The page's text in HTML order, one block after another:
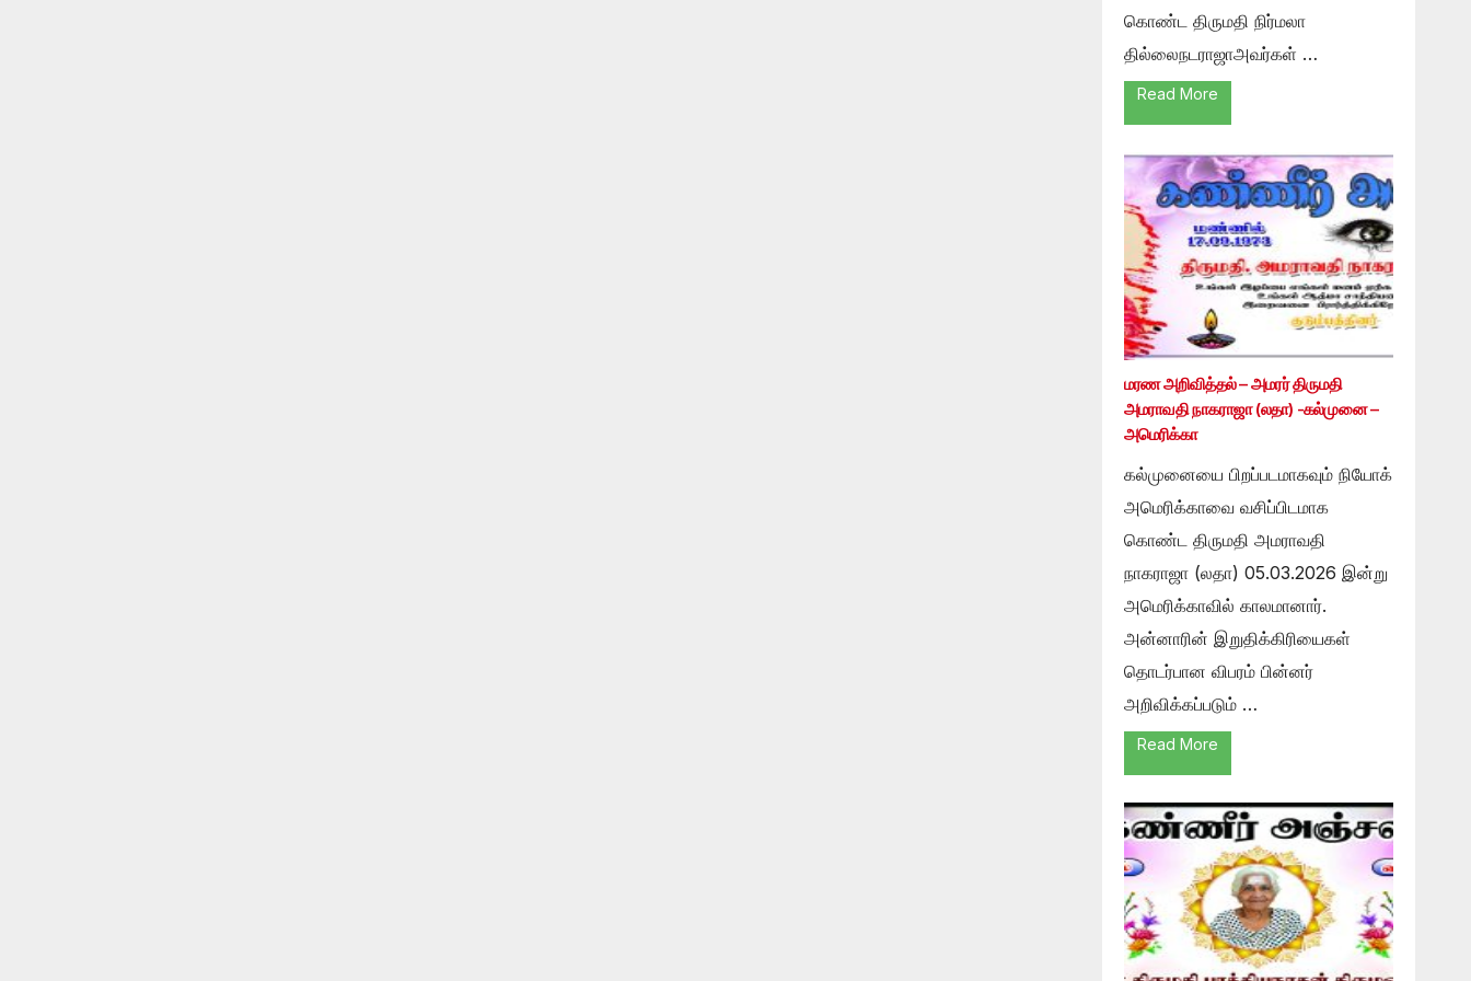
கொண்ட திருமதி நிர்மலா
தில்லைநடராஜாஅவர்கள் …
Read More
மரண அறிவித்தல் – அமரர் திருமதி
அமராவதி நாகராஜா (லதா) -கல்முனை –
அமெரிக்கா
கல்முனையை பிறப்படமாகவும் நியோக்
அமெரிக்காவை வசிப்பிடமாக
கொண்ட திருமதி அமராவதி
நாகராஜா (லதா) 05.03.2026 இன்று
அமெரிக்காவில் காலமானார்.
அன்னாரின் இறுதிக்கிரியைகள்
தொடர்பான விபரம் பின்னர்
அறிவிக்கப்படும் …
Read More